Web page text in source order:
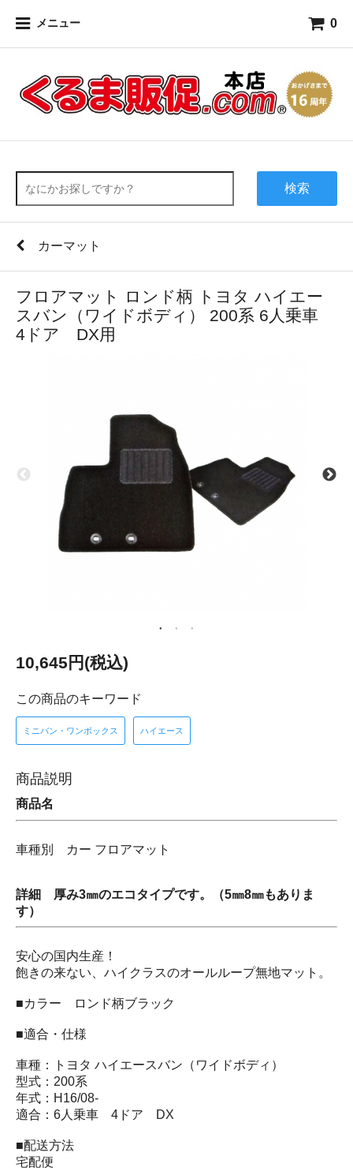
メニュー 0
検索
カーマット
フロアマット ロンド柄 トヨタ ハイエー
スバン（ワイドボディ） 200系 6人乗車
4ドア DX用
10,645円(税込)
この商品のキーワード
ミニバン・ワンボックス ハイエース
商品説明
商品名
車種別 カー フロアマット
詳細 厚み3㎜のエコタイプです。（5㎜8㎜もありま
す）
安心の国内生産！
飽きの来ない、ハイクラスのオールループ無地マット。
■カラー ロンド柄ブラック
■適合・仕様
車種：トヨタ ハイエースバン（ワイドボディ）
型式：200系
年式：H16/08-
適合：6人乗車 4ドア DX
■配送方法
宅配便